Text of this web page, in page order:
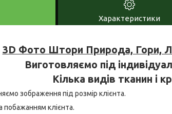
Характеристики
3D Фото Штори Природа, Гори,
Виготовляємо під
Кілька видів тканин і
зображення під розмір клієнта.
побажанням клієнта.